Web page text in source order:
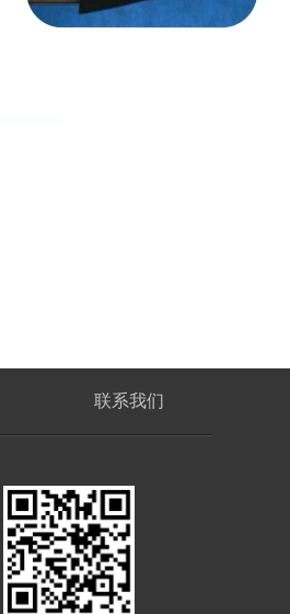
联系我们